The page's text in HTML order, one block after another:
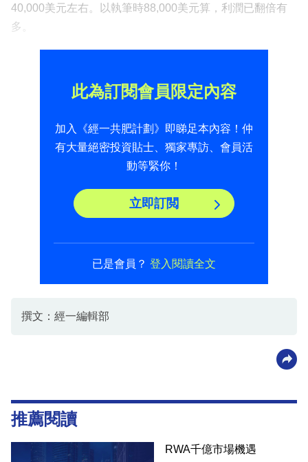
40,000美元左右。以執筆時88,000美元算，利潤已翻倍有
多。
此為訂閱會員限定內容
加入《經一共肥計劃》即睇足本內容！仲
有大量絕密投資貼士、獨家專訪、會員活
動等緊你！
立即訂閲
已是會員？ 登入閱讀全文
撰文：經一編輯部
推薦閱讀
RWA千億市場機遇